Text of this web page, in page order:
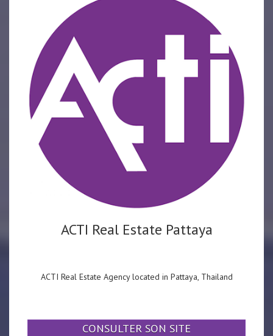
ACTI Real Estate Pattaya
ACTI Real Estate Agency located in Pattaya, Thailand
CONSULTER SON SITE